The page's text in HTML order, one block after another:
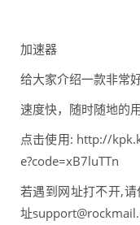
加速器
给大家介绍一款非常
速度快，随时随地的
点击使用: http://
e?code=xB7luTTn
若遇到网址打不开,
址